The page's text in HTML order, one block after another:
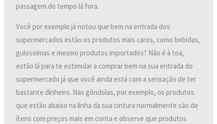
passagem do tempo lá fora.
Você por exemplo já notou que bem na entrada dos
supermercados estão os produtos mais caros, como bebidas,
guloseimas e mesmo produtos importados? Não é à toa,
estão lá para te estimular a comprar bem na sua entrada do
supermercado já que você ainda está com a sensação de ter
bastante dinheiro. Nas gôndolas, por exemplo, os produtos
que estão abaixo na linha da sua cintura normalmente são de
ítens com preços mais em conta e observe que produtos